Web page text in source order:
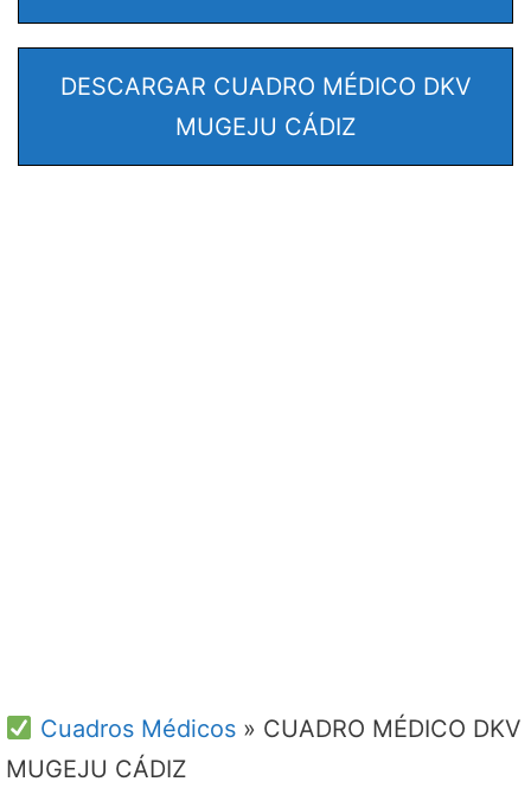
DESCARGAR CUADRO MÉDICO DKV
MUGEJU CÁDIZ
Cuadros Médicos» CUADRO MÉDICO DKV
MUGEJU CÁDIZ